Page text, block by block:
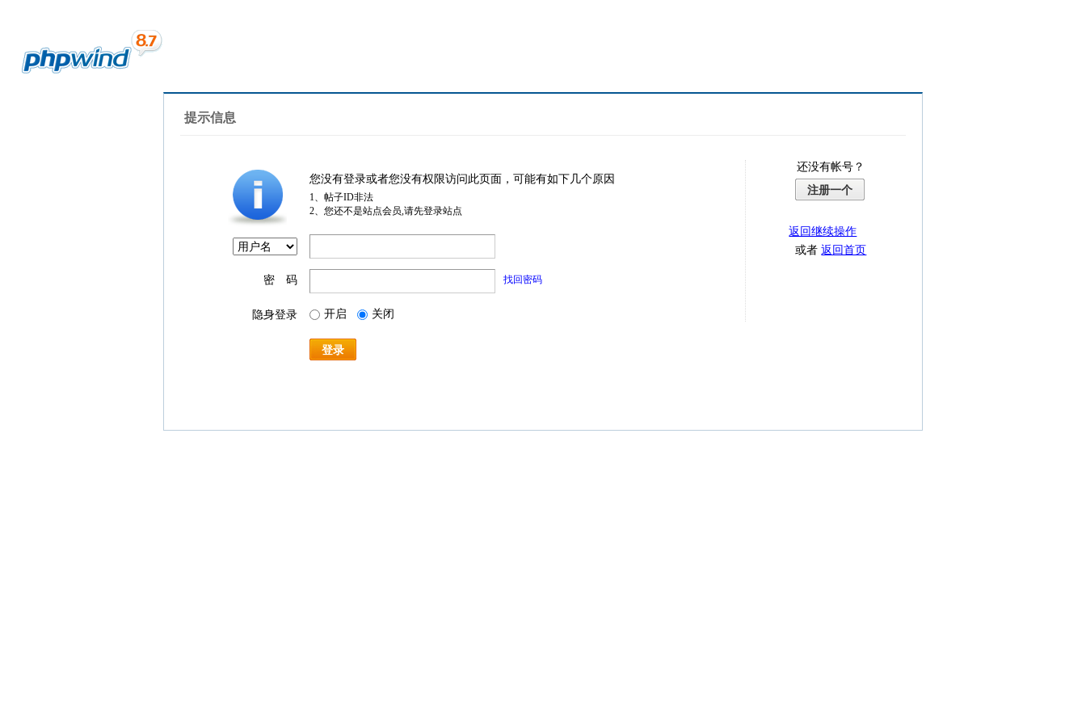
提示信息
您没有登录或者您没有权限访问此页面，可能有如下几个原因
1、帖子ID非法
2、您还不是站点会员,请先登录站点
密 码 找回密码
隐身登录 开启 关闭
登录
还没有帐号？
注册一个
返回继续操作
或者返回首页